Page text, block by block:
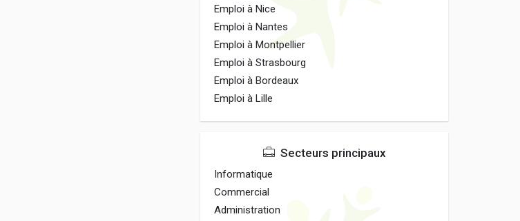
Emploi à Nice
Emploi à Nantes
Emploi à Montpellier
Emploi à Strasbourg
Emploi à Bordeaux
Emploi à Lille
Secteurs principaux
Informatique
Commercial
Administration